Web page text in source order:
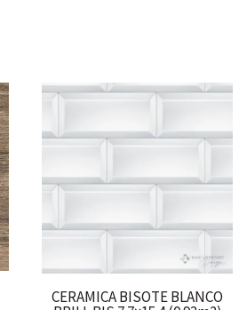
CERAMICA BISOTE BLANCO